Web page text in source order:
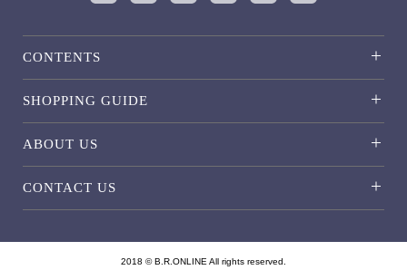
CONTENTS
SHOPPING GUIDE
ABOUT US
CONTACT US
2018 © B.R.ONLINE All rights reserved.